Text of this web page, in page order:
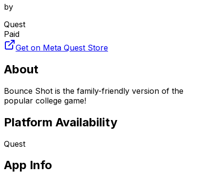
by
Quest
Paid
Get on Meta Quest Store
About
Bounce Shot is the family-friendly version of the
popular college game!
Platform Availability
Quest
App Info